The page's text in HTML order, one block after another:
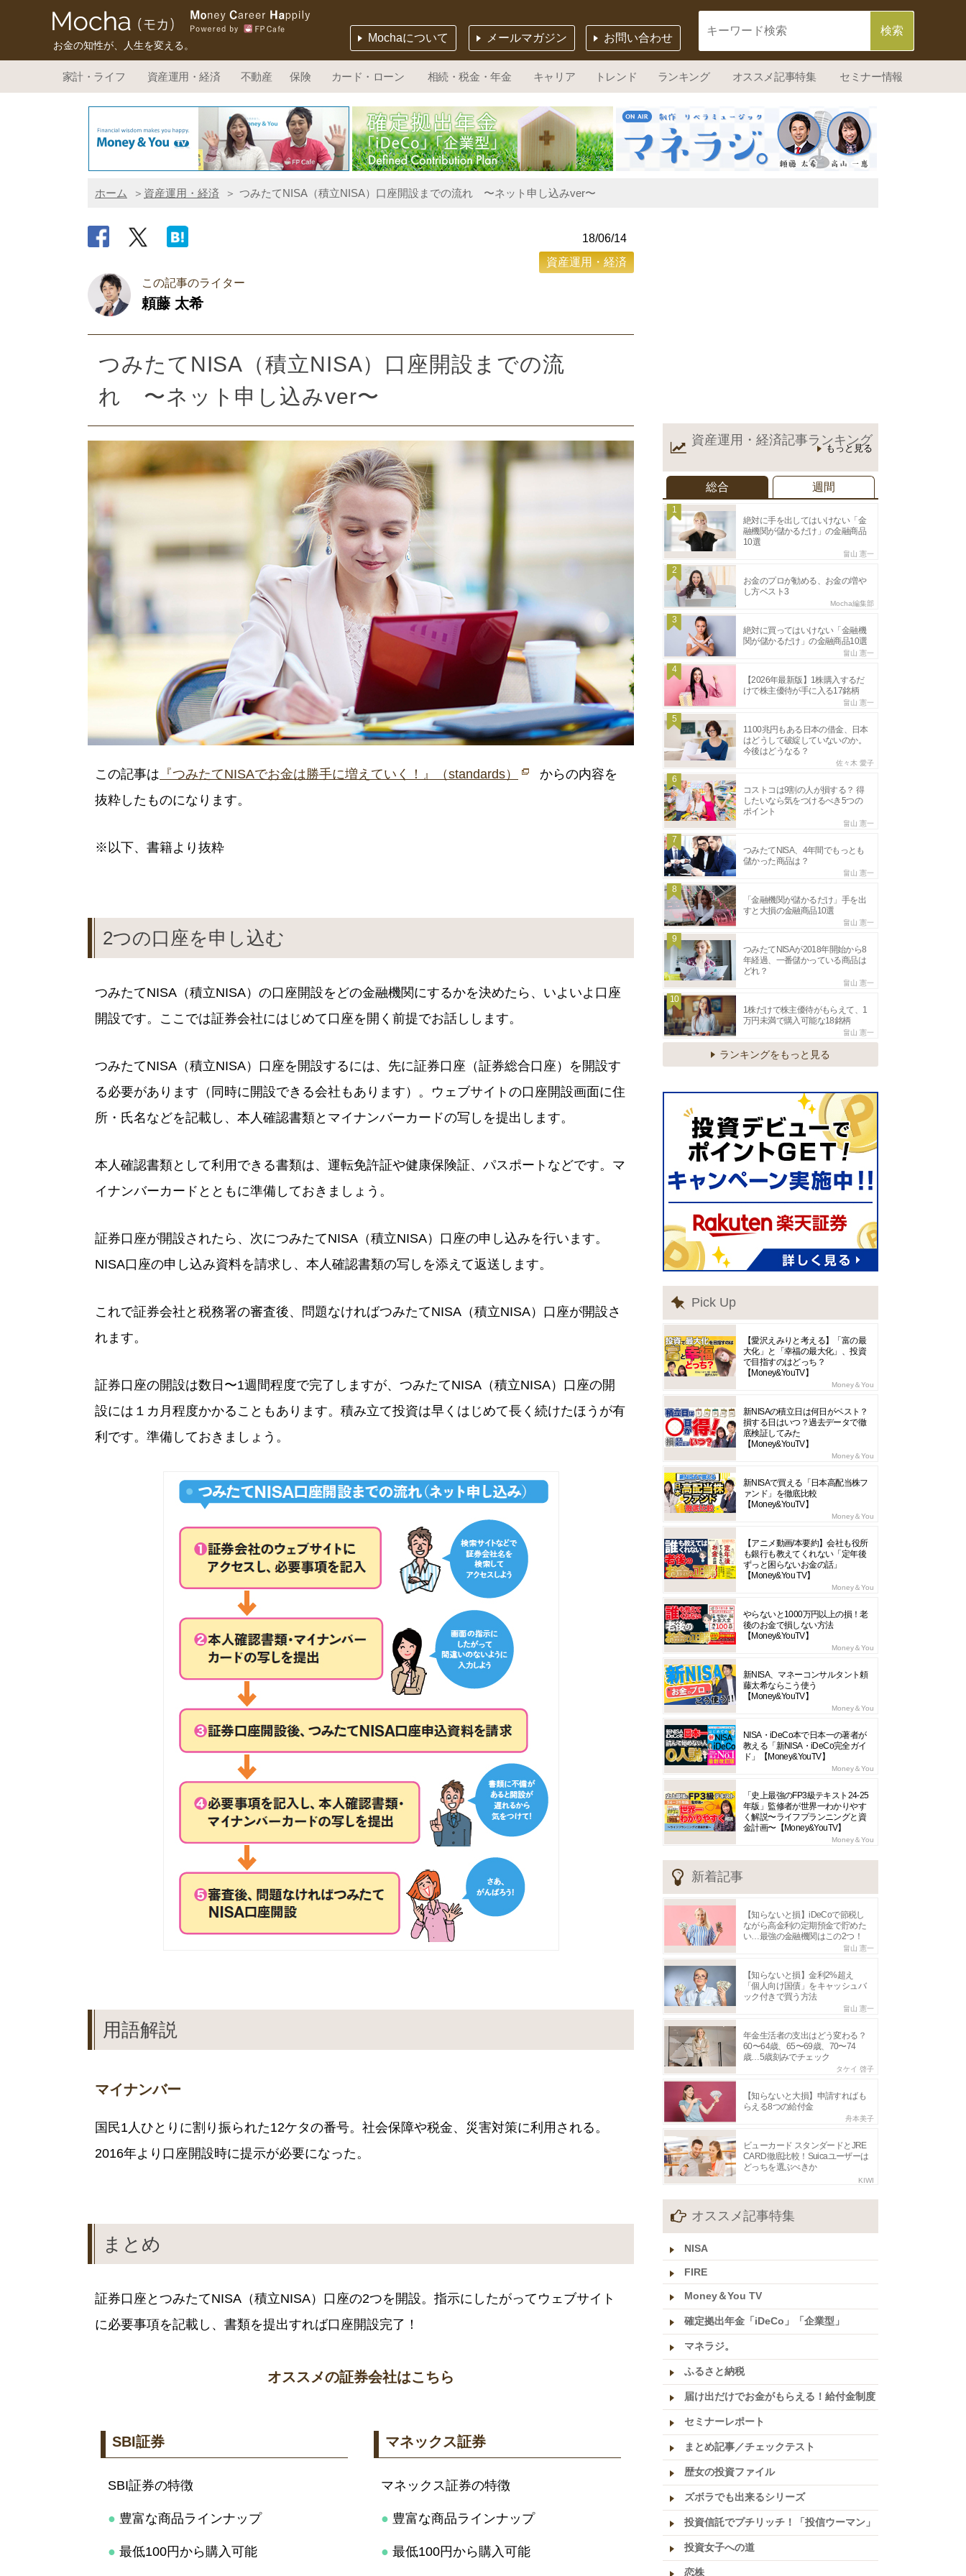
お金の知性が、人生を変える。
お問い合わせ
メールマガジン
Mochaについて
家計・ライフ 資産運用・経済 不動産 保険 カード・ローン 相続・税金・年金 キャリア トレンド ランキング オススメ記事特集 セミナー情報
ホーム 資産運用・経済 つみたてNISA（積立NISA）口座開設までの流れ 〜ネット申し込みver〜
18/06/14
資産運用・経済
この記事のライター
頼藤 太希
つみたてNISA（積立NISA）口座開設までの流
れ 〜ネット申し込みver〜
この記事は 『つみたてNISAでお金は勝手に増えていく！』（standards）
からの内容を
抜粋したものになります。
※以下、書籍より抜粋
2つの口座を申し込む
つみたてNISA（積立NISA）の口座開設をどの金融機関にするかを決めたら、いよいよ口座
開設です。ここでは証券会社にはじめて口座を開く前提でお話しします。
つみたてNISA（積立NISA）口座を開設するには、先に証券口座（証券総合口座）を開設す
る必要があります（同時に開設できる会社もあります）。ウェブサイトの口座開設画面に住
所・氏名などを記載し、本人確認書類とマイナンバーカードの写しを提出します。
本人確認書類として利用できる書類は、運転免許証や健康保険証、パスポートなどです。マ
イナンバーカードとともに準備しておきましょう。
証券口座が開設されたら、次につみたてNISA（積立NISA）口座の申し込みを行います。
NISA口座の申し込み資料を請求し、本人確認書類の写しを添えて返送します。
これで証券会社と税務署の審査後、問題なければつみたてNISA（積立NISA）口座が開設さ
れます。
証券口座の開設は数日〜1週間程度で完了しますが、つみたてNISA（積立NISA）口座の開
設には１カ月程度かかることもあります。積み立て投資は早くはじめて長く続けたほうが有
利です。準備しておきましょう。
用語解説
マイナンバー
国民1人ひとりに割り振られた12ケタの番号。社会保障や税金、災害対策に利用される。
2016年より口座開設時に提示が必要になった。
まとめ
証券口座とつみたてNISA（積立NISA）口座の2つを開設。指示にしたがってウェブサイト
に必要事項を記載し、書類を提出すれば口座開設完了！
オススメの証券会社はこちら
SBI証券
SBI証券の特徴
● 豊富な商品ラインナップ
● 最低100円から購入可能
マネックス証券
マネックス証券の特徴
● 豊富な商品ラインナップ
● 最低100円から購入可能
資産運用・経済記事ランキング
もっと見る
総合 週間
1
絶対に手を出してはいけない「金
融機関が儲かるだけ」の金融商品
10選
畠山 憲一
2
お金のプロが勧める、お金の増や
し方ベスト3
Mocha編集部
3
絶対に買ってはいけない「金融機
関が儲かるだけ」の金融商品10選
畠山 憲一
4
【2026年最新版】1株購入するだ
けで株主優待が手に入る17銘柄
畠山 憲一
5
1100兆円もある日本の借金、日本
はどうして破綻していないのか。
今後はどうなる？
佐々木 愛子
6
コストコは9割の人が損する？ 得
したいなら気をつけるべき5つの
ポイント
畠山 憲一
7
つみたてNISA、4年間でもっとも
儲かった商品は？
畠山 憲一
8
「金融機関が儲かるだけ」手を出
すと大損の金融商品10選
畠山 憲一
9
つみたてNISAが2018年開始から8
年経過、一番儲かっている商品は
どれ？
畠山 憲一
10
1株だけで株主優待がもらえて、1
万円未満で購入可能な18銘柄
畠山 憲一
ランキングをもっと見る
Pick Up
【愛沢えみりと考える】「富の最
大化」と「幸福の最大化」、投資
で目指すのはどっち？
【Money&YouTV】
Money＆You
新NISAの積立日は何日がベスト？
損する日はいつ？過去データで徹
底検証してみた
【Money&YouTV】
Money＆You
新NISAで買える「日本高配当株フ
ァンド」を徹底比較
【Money&YouTV】
Money＆You
【アニメ動画/本要約】会社も役所
も銀行も教えてくれない「定年後
ずっと困らないお金の話」
【Money&You TV】
Money＆You
やらないと1000万円以上の損！老
後のお金で損しない方法
【Money&YouTV】
Money＆You
新NISA、マネーコンサルタント頼
藤太希ならこう使う
【Money&YouTV】
Money＆You
NISA・iDeCo本で日本一の著者が
教える「新NISA・iDeCo完全ガイ
ド」【Money&YouTV】
Money＆You
「史上最強のFP3級テキスト24-25
年版」監修者が世界一わかりやす
く解説〜ライフプランニングと資
金計画〜【Money&YouTV】
Money＆You
新着記事
【知らないと損】iDeCoで節税し
ながら高金利の定期預金で貯めた
い…最強の金融機関はこの2つ！
畠山 憲一
【知らないと損】金利2%超え
「個人向け国債」をキャッシュバ
ック付きで買う方法
畠山 憲一
年金生活者の支出はどう変わる？
60〜64歳、65〜69歳、70〜74
歳…5歳刻みでチェック
タケイ 啓子
【知らないと大損】申請すればも
らえる8つの給付金
舟本美子
ビューカード スタンダードとJRE
CARD徹底比較！Suicaユーザーは
どっちを選ぶべきか
KIWI
オススメ記事特集
NISA
FIRE
Money＆You TV
確定拠出年金「iDeCo」「企業型」
マネラジ。
ふるさと納税
届け出だけでお金がもらえる！給付金制度
セミナーレポート
まとめ記事／チェックテスト
歴女の投資ファイル
ズボラでも出来るシリーズ
投資信託でプチリッチ！「投信ウーマン」
投資女子への道
恋株